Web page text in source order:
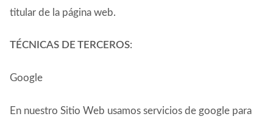
titular de la página web.
TÉCNICAS DE TERCEROS:
Google
En nuestro Sitio Web usamos servicios de google para